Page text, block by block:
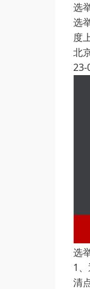
选
选
度
北
23-
选
1
清